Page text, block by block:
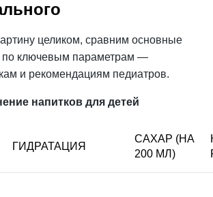
целиком, сравним основные
по ключевым параметрам —
и рекомендациям педиатров.
напитков для детей
ГИДРАТАЦИЯ
САХАР (НА
200 МЛ)